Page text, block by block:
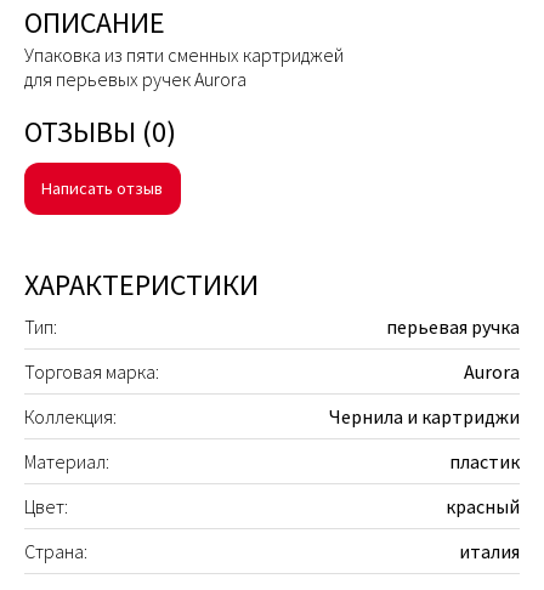
ОПИСАНИЕ
Упаковка из пяти сменных картриджей
для перьевых ручек Aurora
ОТЗЫВЫ (0)
Написать отзыв
ХАРАКТЕРИСТИКИ
Тип:
перьевая ручка
Торговая марка:
Aurora
Коллекция:
Чернила и картриджи
Материал:
пластик
Цвет:
красный
Страна:
италия